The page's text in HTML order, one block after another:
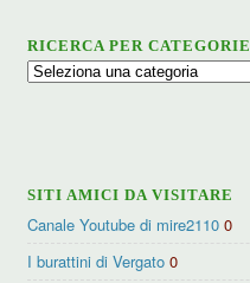
RICERCA PER CATEGORIE
Ricerca
SITI AMICI DA VISITARE
Canale Youtube di mire2110 0
I burattini di Vergato 0